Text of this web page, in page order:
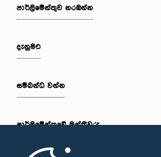
පාර්ලි‌මේන්තුව නරඹන්න
දැනුමට
සම්බන්ධ වන්න
පාර්ලි‌මේන්තුවේ මන්ත්‍රීවරු